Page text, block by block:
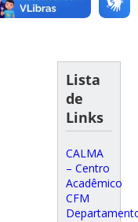
Lista
de
Links
CALMA
– Centro
Acadêmico
CFM